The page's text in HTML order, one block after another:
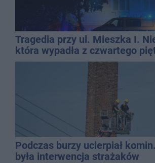
Tragedia przy ul. Mieszka I.
która wypadła z czwartego
Podczas burzy ucierpiał
była interwencja strażaków